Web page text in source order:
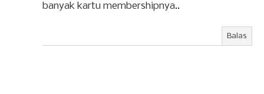
banyak kartu membershipnya..
Balas